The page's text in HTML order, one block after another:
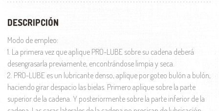
DESCRIPCIÓN
Modo de empleo:
1. La primera vez que aplique PRO-LUBE sobre su cadena deberá
desengrasarla previamente, encontrándose limpia y seca.
2. PRO-LUBE es un lubricante denso, aplique por goteo bulón a bulón,
haciendo girar despacio las bielas. Primero aplique sobre la parte
superior de la cadena. Y posteriormente sobre la parte inferior de la